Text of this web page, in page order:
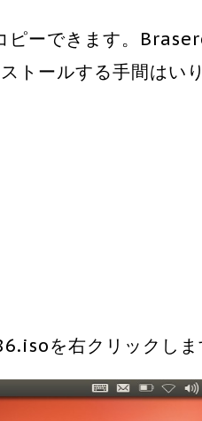
ピーできます。
ールする手間はいり
を右クリックしま